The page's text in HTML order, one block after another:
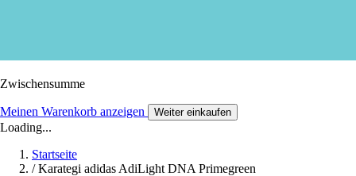
Zwischensumme
Meinen Warenkorb anzeigen Weiter einkaufen
Loading...
Startseite
/ Karategi adidas AdiLight DNA Primegreen